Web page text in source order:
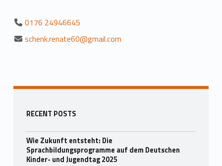
0176 24946645
schenk.renate60@gmail.com
Seitenleiste
RECENT POSTS
Wie Zukunft entsteht: Die
Sprachbildungsprogramme auf dem Deutschen
Kinder- und Jugendtag 2025